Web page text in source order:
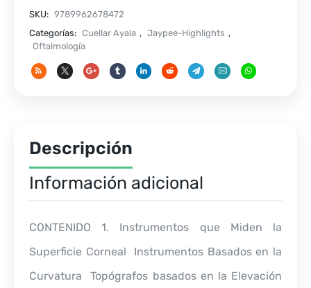
Pentacam
cantidad
SKU: 9789962678472
Categorías: Cuellar Ayala , Jaypee-Highlights ,
Oftalmología
Descripción
Información adicional
CONTENIDO 1. Instrumentos que Miden la
Superficie Corneal  Instrumentos Basados en la
Curvatura  Topógrafos basados en la Elevación